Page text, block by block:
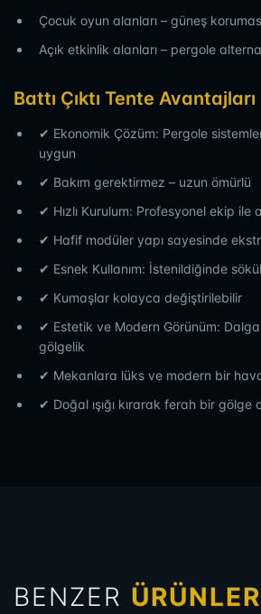
Çocuk oyun alanları – güneş
Açık etkinlik alanları – pergole
Battı Çıktı Tente Avantajları
✔ Ekonomik Çözüm: Pergole
uygun
✔ Bakım gerektirmez – uzun ömürlü
✔ Hızlı Kurulum: Profesyonel ekip ile
✔ Hafif modüler yapı sayesinde
✔ Esnek Kullanım: İstenildiğinde
✔ Kumaşlar kolayca değiştirilebilir
✔ Estetik ve Modern Görünüm:
gölgelik
✔ Mekanlara lüks ve modern bir
✔ Doğal ışığı kırarak ferah bir gölge
BENZER ÜRÜNLER